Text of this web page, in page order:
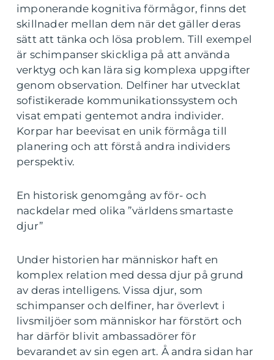
imponerande kognitiva förmågor, finns det
skillnader mellan dem när det gäller deras
sätt att tänka och lösa problem. Till exempel
är schimpanser skickliga på att använda
verktyg och kan lära sig komplexa uppgifter
genom observation. Delfiner har utvecklat
sofistikerade kommunikationssystem och
visat empati gentemot andra individer.
Korpar har beevisat en unik förmåga till
planering och att förstå andra individers
perspektiv.
En historisk genomgång av för- och
nackdelar med olika ”världens smartaste
djur”
Under historien har människor haft en
komplex relation med dessa djur på grund
av deras intelligens. Vissa djur, som
schimpanser och delfiner, har överlevt i
livsmiljöer som människor har förstört och
har därför blivit ambassadörer för
bevarandet av sin egen art. Å andra sidan har